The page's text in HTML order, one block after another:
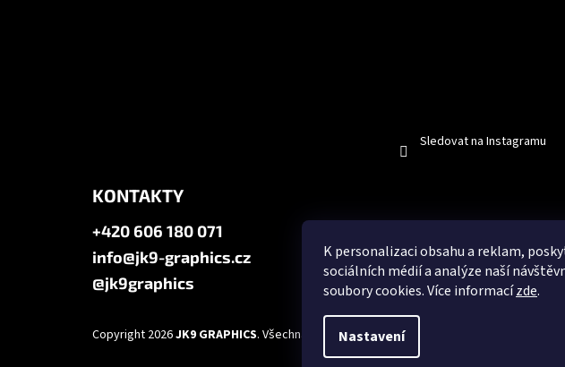
K personalizaci obsahu a reklam,
sociálních médií a analýze naší
soubory cookies. Více informacízde.
Nastavení
Sledovat na Instagramu
KONTAKTY
+420 606 180 071
info@jk9-graphics.cz
@jk9graphics
Copyright 2026JK9 GRAPHICS. Všechna práva vyhrazena.Upravit nastavení cookies